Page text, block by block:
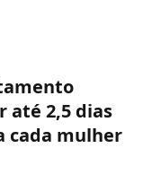
até 2,5 dias
cada mulher